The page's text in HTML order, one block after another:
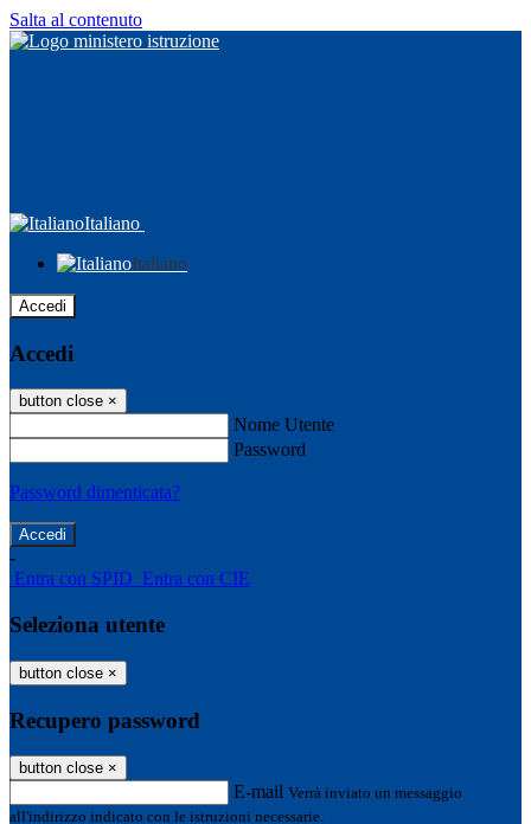
Salta al contenuto
Italiano
Italiano
Accedi
Accedi
button close ×
Nome Utente
Password
Password dimenticata?
-
Entra con SPID Entra con CIE
Seleziona utente
button close ×
Recupero password
button close ×
E-mail Verrà inviato un messaggio
all'indirizzo indicato con le istruzioni necessarie.